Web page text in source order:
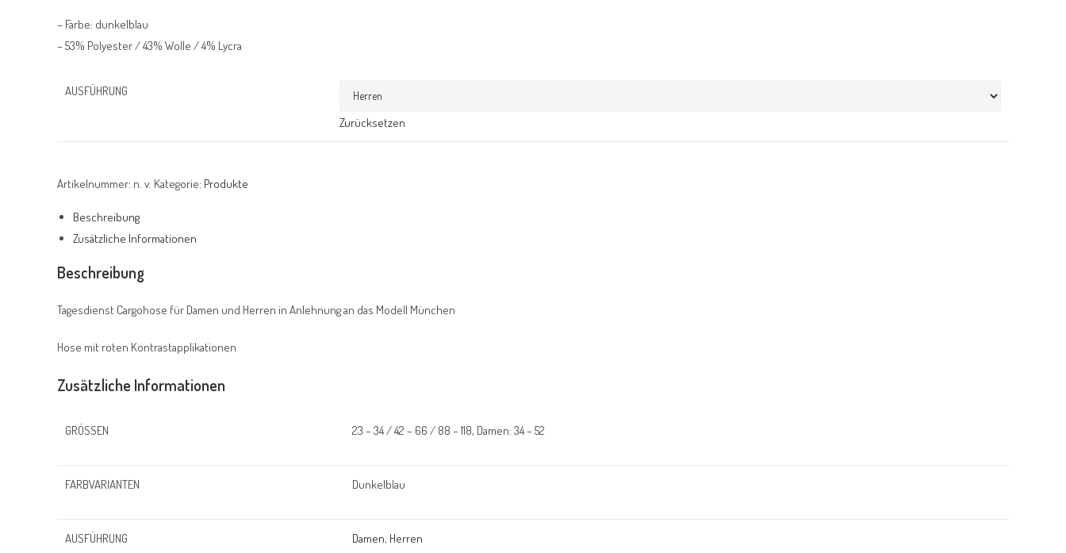
– Farbe: dunkelblau
– 53% Polyester / 43% Wolle / 4% Lycra
AUSFÜHRUNG
Zurücksetzen
Artikelnummer: n. v. Kategorie: Produkte
Beschreibung
Zusätzliche Informationen
Beschreibung
Tagesdienst Cargohose für Damen und Herren in Anlehnung an das Modell München
Hose mit roten Kontrastapplikationen
Zusätzliche Informationen
GRÖSSEN 23 – 34 / 42 – 66 / 88 – 118, Damen: 34 – 52
FARBVARIANTEN Dunkelblau
AUSFÜHRUNG Damen, Herren